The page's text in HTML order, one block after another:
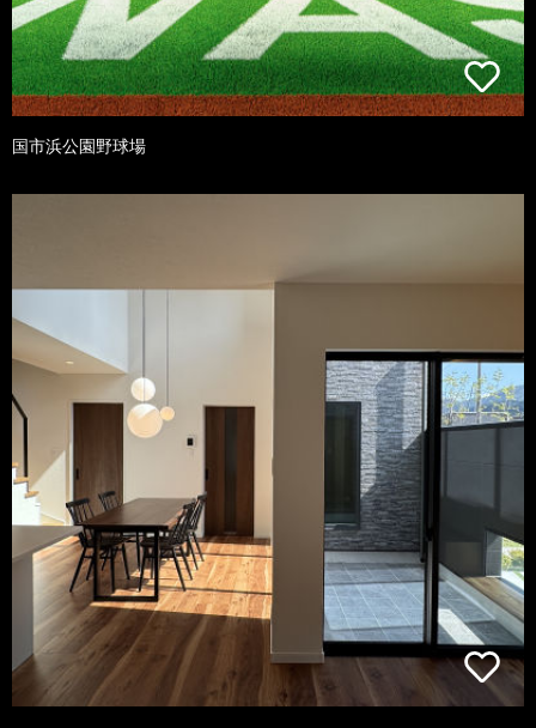
国市浜公園野球場